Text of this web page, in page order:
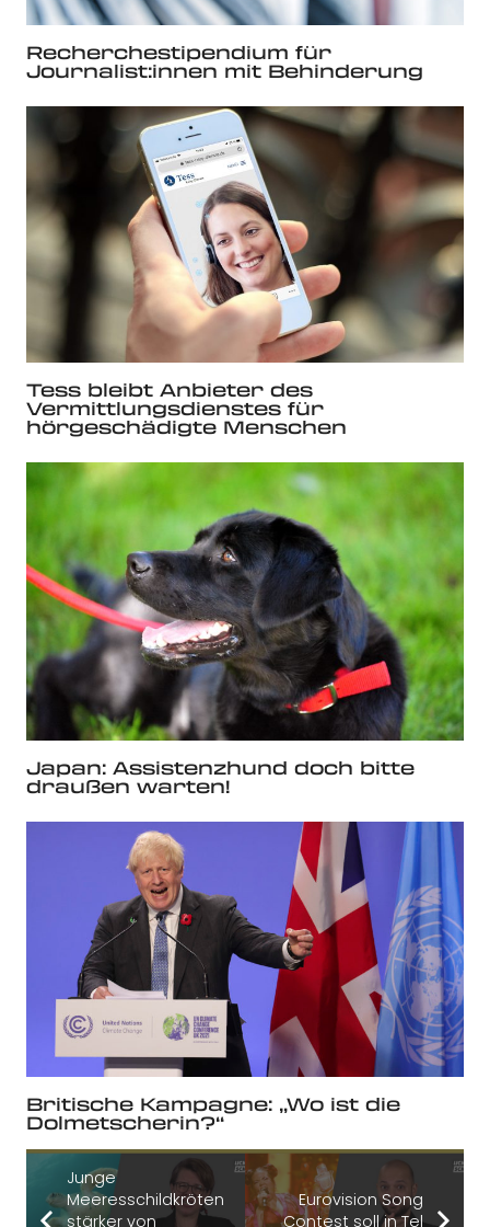
Recherchestipendium für
Journalist:innen mit Behinderung
Tess bleibt Anbieter des
Vermittlungsdienstes für
hörgeschädigte Menschen
Japan: Assistenzhund doch bitte
draußen warten!
Britische Kampagne: „Wo ist die
Dolmetscherin?“
Junge
Meeresschildkröten
stärker von
Eurovision Song
Contest soll in Tel